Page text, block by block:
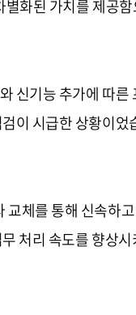
화된 가치를 제공
신기능 추가에 따
이 시급한 상황이었
체를 통해 신속하
처리 속도를 향상